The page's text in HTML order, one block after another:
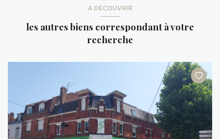
A DÉCOUVRIR
les autres biens correspondant à votre
recherche